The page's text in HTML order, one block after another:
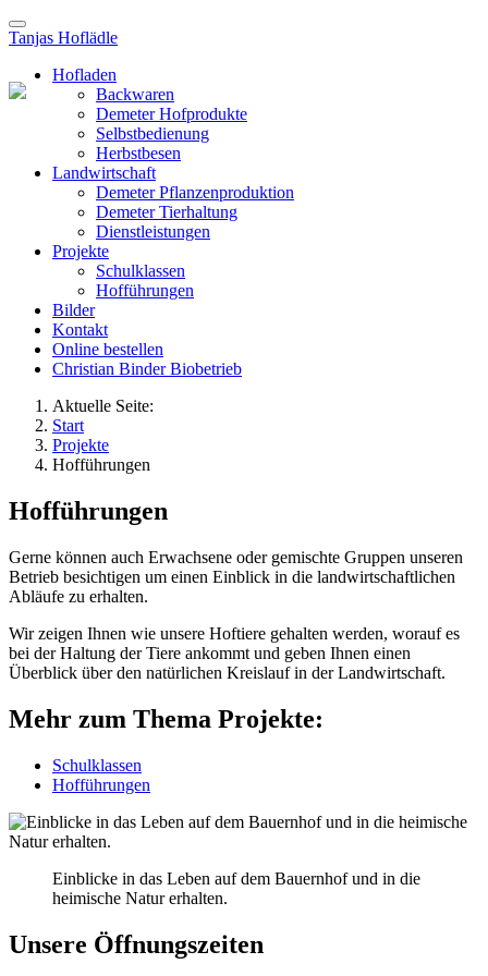
Tanjas Hoflädle
Hofladen
Backwaren
Demeter Hofprodukte
Selbstbedienung
Herbstbesen
Landwirtschaft
Demeter Pflanzenproduktion
Demeter Tierhaltung
Dienstleistungen
Projekte
Schulklassen
Hofführungen
Bilder
Kontakt
Online bestellen
Christian Binder Biobetrieb
Aktuelle Seite:
Start
Projekte
Hofführungen
Hofführungen
Gerne können auch Erwachsene oder gemischte Gruppen unseren
Betrieb besichtigen um einen Einblick in die landwirtschaftlichen
Abläufe zu erhalten.
Wir zeigen Ihnen wie unsere Hoftiere gehalten werden, worauf es
bei der Haltung der Tiere ankommt und geben Ihnen einen
Überblick über den natürlichen Kreislauf in der Landwirtschaft.
Mehr zum Thema Projekte:
Schulklassen
Hofführungen
Einblicke in das Leben auf dem Bauernhof und in die
heimische Natur erhalten.
Unsere Öffnungszeiten